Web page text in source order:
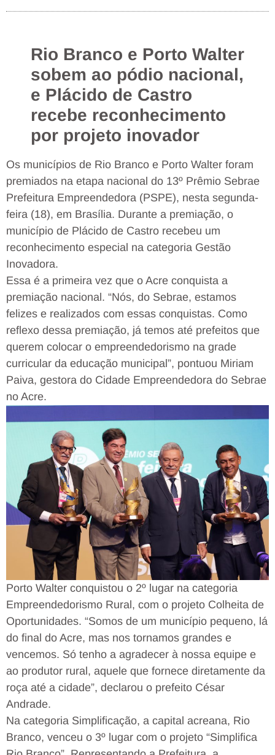
Rio Branco e Porto Walter
sobem ao pódio nacional,
e Plácido de Castro
recebe reconhecimento
por projeto inovador
Os municípios de Rio Branco e Porto Walter foram
premiados na etapa nacional do 13º Prêmio Sebrae
Prefeitura Empreendedora (PSPE), nesta segunda-
feira (18), em Brasília. Durante a premiação, o
município de Plácido de Castro recebeu um
reconhecimento especial na categoria Gestão
Inovadora.
Essa é a primeira vez que o Acre conquista a
premiação nacional. “Nós, do Sebrae, estamos
felizes e realizados com essas conquistas. Como
reflexo dessa premiação, já temos até prefeitos que
querem colocar o empreendedorismo na grade
curricular da educação municipal”, pontuou Miriam
Paiva, gestora do Cidade Empreendedora do Sebrae
no Acre.
Porto Walter conquistou o 2º lugar na categoria
Empreendedorismo Rural, com o projeto Colheita de
Oportunidades. “Somos de um município pequeno, lá
do final do Acre, mas nos tornamos grandes e
vencemos. Só tenho a agradecer à nossa equipe e
ao produtor rural, aquele que fornece diretamente da
roça até a cidade”, declarou o prefeito César
Andrade.
Na categoria Simplificação, a capital acreana, Rio
Branco, venceu o 3º lugar com o projeto “Simplifica